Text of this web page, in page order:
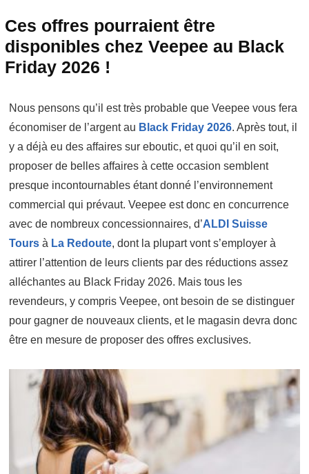
Ces offres pourraient être
disponibles chez Veepee au Black
Friday 2026 !
Nous pensons qu’il est très probable que Veepee vous fera
économiser de l’argent au Black Friday 2026. Après tout, il
y a déjà eu des affaires sur eboutic, et quoi qu’il en soit,
proposer de belles affaires à cette occasion semblent
presque incontournables étant donné l’environnement
commercial qui prévaut. Veepee est donc en concurrence
avec de nombreux concessionnaires, d’ALDI Suisse
Tours à La Redoute, dont la plupart vont s’employer à
attirer l’attention de leurs clients par des réductions assez
alléchantes au Black Friday 2026. Mais tous les
revendeurs, y compris Veepee, ont besoin de se distinguer
pour gagner de nouveaux clients, et le magasin devra donc
être en mesure de proposer des offres exclusives.